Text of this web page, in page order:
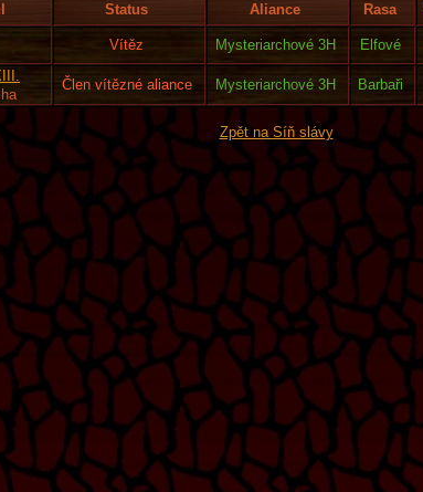
Status Aliance Rasa
Vítěz Mysteriarchové 3H Elfové
Člen vítězné aliance Mysteriarchové 3H Barbaři
Zpět na Síň slávy